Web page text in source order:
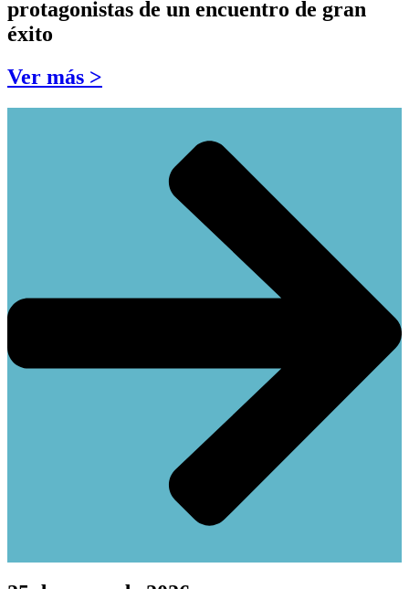
protagonistas de un encuentro de gran
éxito
Ver más >